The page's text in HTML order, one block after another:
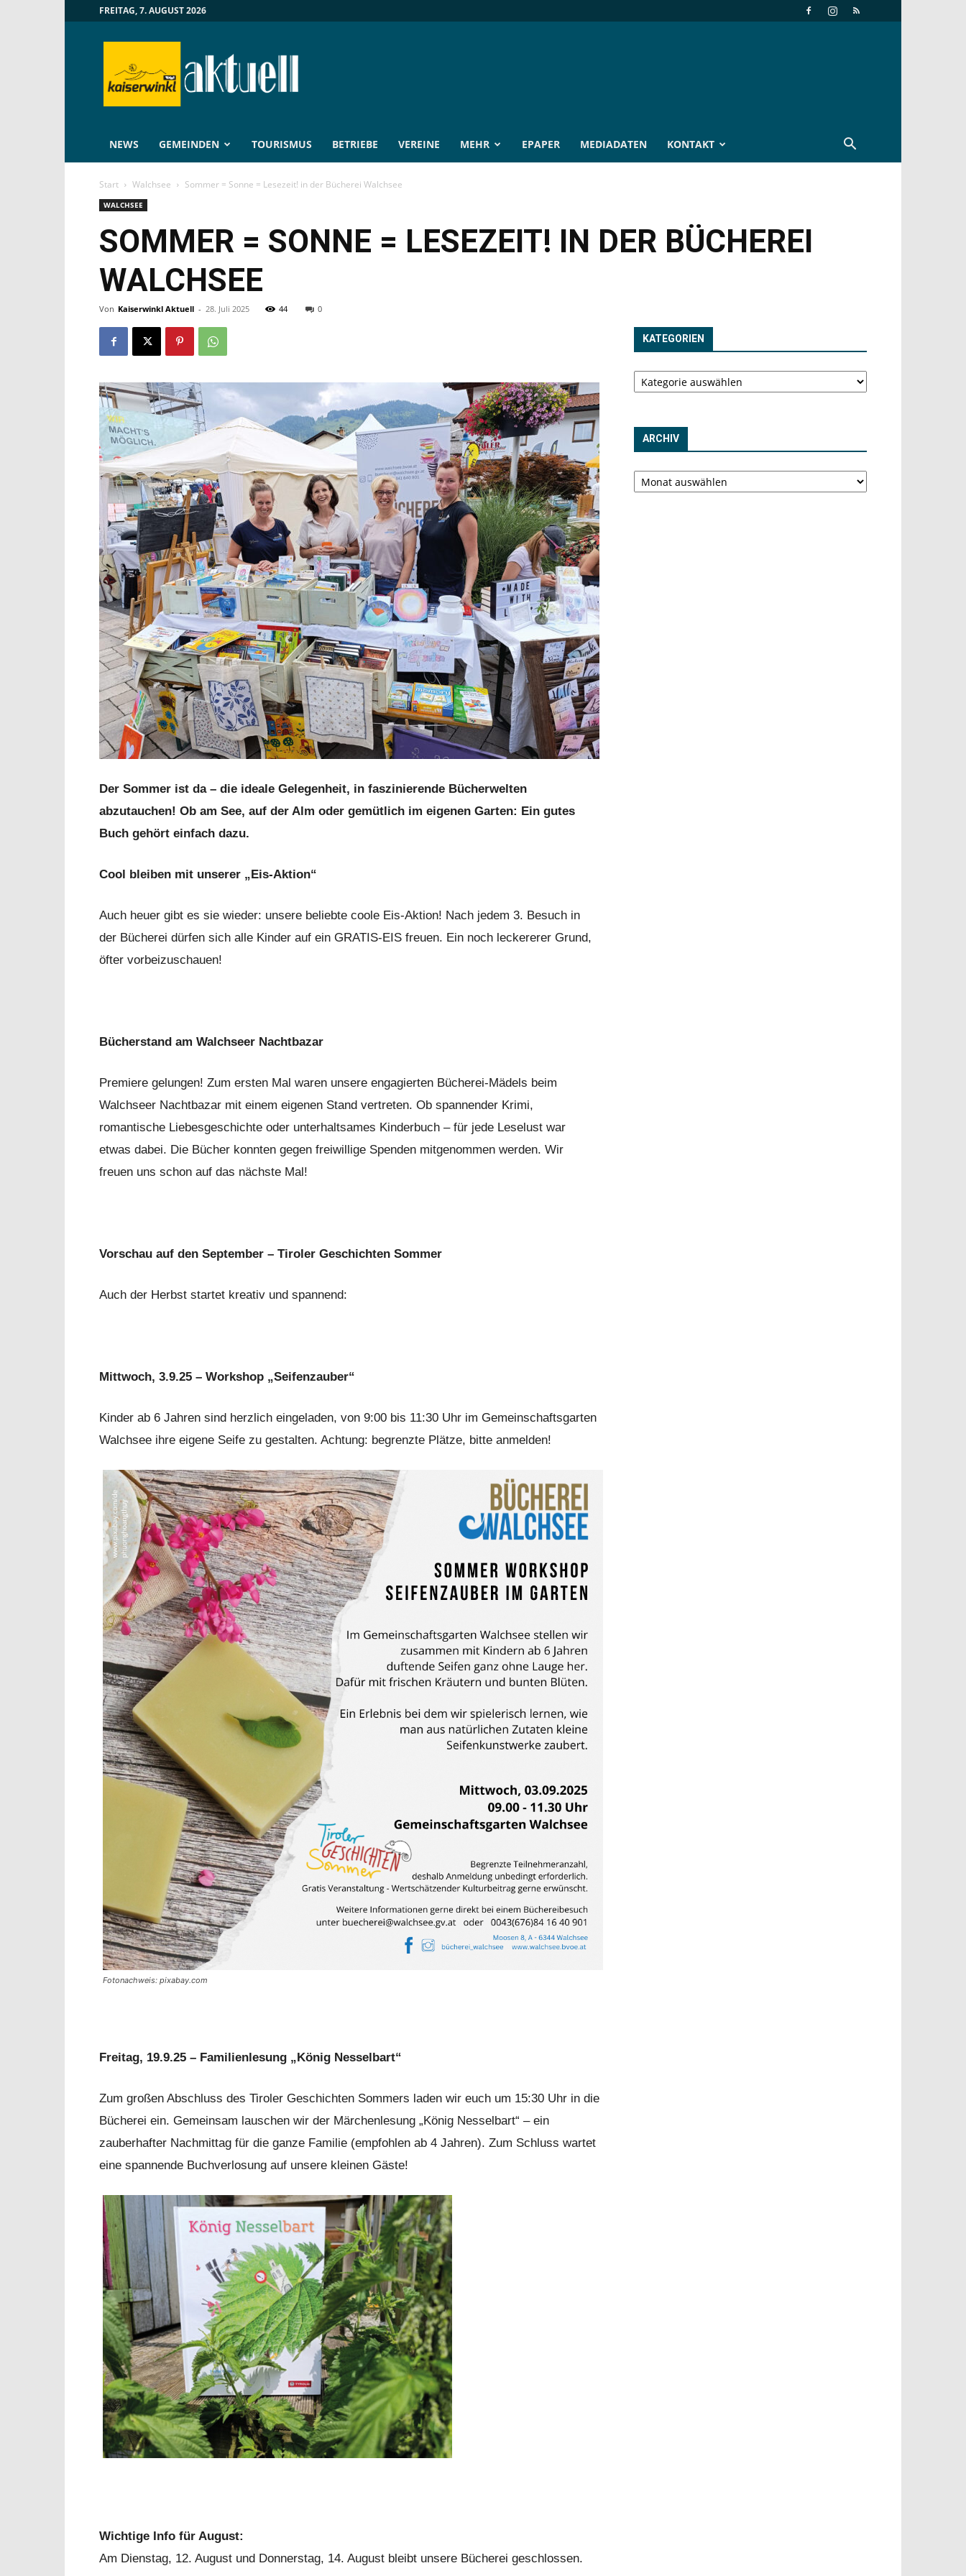
FREITAG, 7. AUGUST 2026
Aktuell
NEWS GEMEINDEN TOURISMUS BETRIEBE VEREINE MEHR EPAPER MEDIADATEN KONTAKT
Start Walchsee Sommer = Sonne = Lesezeit! in der Bücherei Walchsee
WALCHSEE
SOMMER = SONNE = LESEZEIT! IN DER BÜCHEREI
WALCHSEE
Von Kaiserwinkl Aktuell - 28. Juli 2025 44 0
Der Sommer ist da – die ideale Gelegenheit, in faszinierende Bücherwelten
abzutauchen! Ob am See, auf der Alm oder gemütlich im eigenen Garten: Ein gutes
Buch gehört einfach dazu.
Cool bleiben mit unserer „Eis-Aktion“
Auch heuer gibt es sie wieder: unsere beliebte coole Eis-Aktion! Nach jedem 3. Besuch in
der Bücherei dürfen sich alle Kinder auf ein GRATIS-EIS freuen. Ein noch leckererer Grund,
öfter vorbeizuschauen!
Bücherstand am Walchseer Nachtbazar
Premiere gelungen! Zum ersten Mal waren unsere engagierten Bücherei-Mädels beim
Walchseer Nachtbazar mit einem eigenen Stand vertreten. Ob spannender Krimi,
romantische Liebesgeschichte oder unterhaltsames Kinderbuch – für jede Leselust war
etwas dabei. Die Bücher konnten gegen freiwillige Spenden mitgenommen werden. Wir
freuen uns schon auf das nächste Mal!
Vorschau auf den September – Tiroler Geschichten Sommer
Auch der Herbst startet kreativ und spannend:
Mittwoch, 3.9.25 – Workshop „Seifenzauber“
Kinder ab 6 Jahren sind herzlich eingeladen, von 9:00 bis 11:30 Uhr im Gemeinschaftsgarten
Walchsee ihre eigene Seife zu gestalten. Achtung: begrenzte Plätze, bitte anmelden!
Fotonachweis: pixabay.com
Freitag, 19.9.25 – Familienlesung „König Nesselbart“
Zum großen Abschluss des Tiroler Geschichten Sommers laden wir euch um 15:30 Uhr in die
Bücherei ein. Gemeinsam lauschen wir der Märchenlesung „König Nesselbart“ – ein
zauberhafter Nachmittag für die ganze Familie (empfohlen ab 4 Jahren). Zum Schluss wartet
eine spannende Buchverlosung auf unsere kleinen Gäste!
Wichtige Info für August:
Am Dienstag, 12. August und Donnerstag, 14. August bleibt unsere Bücherei geschlossen.
KATEGORIEN
Kategorien
ARCHIV
Archiv